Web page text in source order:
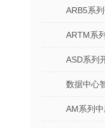
ARB5系
ARTM系
ASD系列
数据中心
AM系列